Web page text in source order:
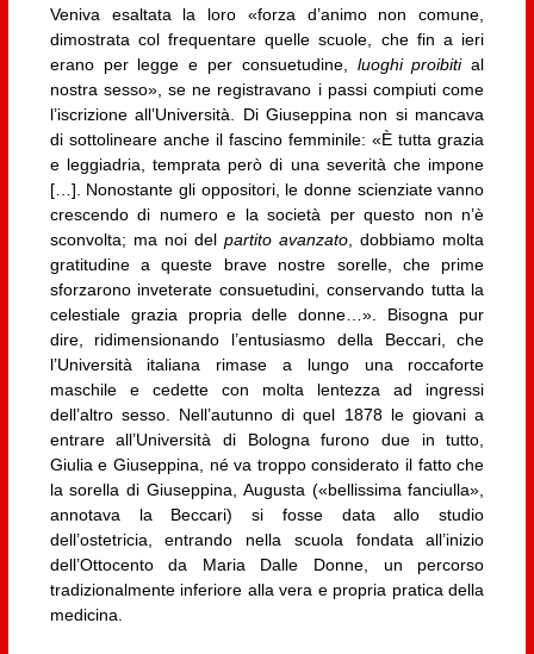
Veniva esaltata la loro «forza d’animo non comune,
dimostrata col frequentare quelle scuole, che fin a ieri
erano per legge e per consuetudine, luoghi proibitial
nostra sesso», se ne registravano i passi compiuti come
l’iscrizione all’Università. Di Giuseppina non si mancava
di sottolineare anche il fascino femminile: «È tutta grazia
e leggiadria, temprata però di una severità che impone
[…]. Nonostante gli oppositori, le donne scienziate vanno
crescendo di numero e la società per questo non n’è
sconvolta; ma noi delpartito avanzato , dobbiamo molta
gratitudine a queste brave nostre sorelle, che prime
sforzarono inveterate consuetudini, conservando tutta la
celestiale grazia propria delle donne…». Bisogna pur
dire, ridimensionando l’entusiasmo della Beccari, che
l’Università italiana rimase a lungo una roccaforte
maschile e cedette con molta lentezza ad ingressi
dell’altro sesso. Nell’autunno di quel 1878 le giovani a
entrare all’Università di Bologna furono due in tutto,
Giulia e Giuseppina, né va troppo considerato il fatto che
la sorella di Giuseppina, Augusta («bellissima fanciulla»,
annotava la Beccari) si fosse data allo studio
dell’ostetricia, entrando nella scuola fondata all’inizio
dell’Ottocento da Maria Dalle Donne, un percorso
tradizionalmente inferiore alla vera e propria pratica della
medicina.